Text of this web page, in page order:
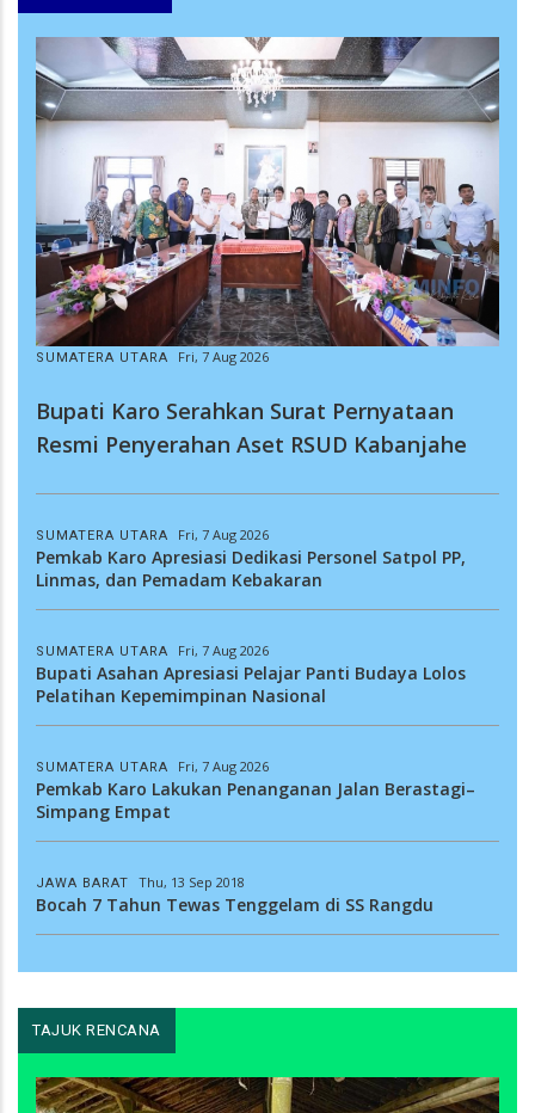
SUMATERA UTARA Fri, 7 Aug 2026
Bupati Karo Serahkan Surat Pernyataan
Resmi Penyerahan Aset RSUD Kabanjahe
SUMATERA UTARA Fri, 7 Aug 2026
Pemkab Karo Apresiasi Dedikasi Personel Satpol PP,
Linmas, dan Pemadam Kebakaran
SUMATERA UTARA Fri, 7 Aug 2026
Bupati Asahan Apresiasi Pelajar Panti Budaya Lolos
Pelatihan Kepemimpinan Nasional
SUMATERA UTARA Fri, 7 Aug 2026
Pemkab Karo Lakukan Penanganan Jalan Berastagi–
Simpang Empat
JAWA BARAT Thu, 13 Sep 2018
Bocah 7 Tahun Tewas Tenggelam di SS Rangdu
TAJUK RENCANA